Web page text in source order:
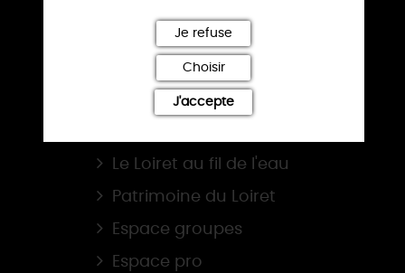
NOS SITES
La route de la Rose
Le Loiret au fil de l'eau
Patrimoine du Loiret
Espace groupes
Espace pro
Je refuse
Choisir
J'accepte